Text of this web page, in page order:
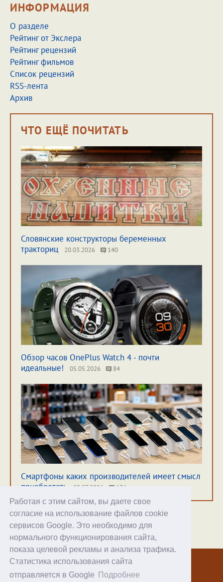
Работая с этим сайтом, вы даете свое
согласие на использование файлов cookie
сервисов Google. Это необходимо для
нормального функционирования сайта,
показа целевой рекламы и анализа трафика.
Статистика использования сайта
отправляется в Google
Подробнее
ИНФОРМАЦИЯ
О разделе
Рейтинг от Экслера
Рейтинг рецензий
Рейтинг фильмов
Список рецензий
RSS-лента
Архив
ЧТО ЕЩЁ ПОЧИТАТЬ
Словянские конструкторы беременных
тракториц
20.03.2026 140
Обзор часов OnePlus Watch 4 - почти
идеальные!
05.05.2026 84
Смартфоны каких производителей имеет смысл
приобретать
29.07.2026 174
Хостинг
© 1998–2026 Alex Exler